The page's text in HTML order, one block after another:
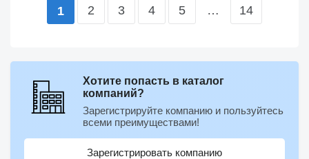
1 2 3 4 5 … 14
Хотите попасть в каталог
компаний?
Зарегистрируйте компанию и пользуйтесь
всеми преимуществами!
Зарегистрировать компанию